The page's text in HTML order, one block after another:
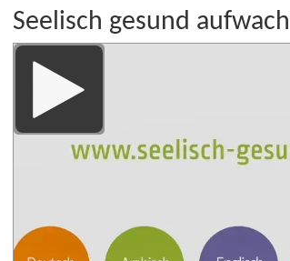
Seelisch gesund
Media